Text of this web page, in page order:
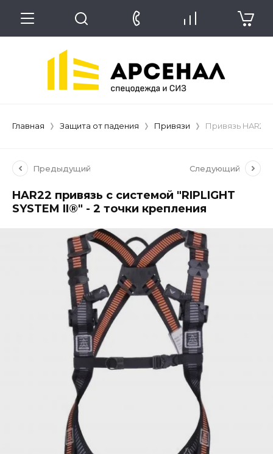
Главная Защита от падения Привязи Привязь HAR22
Предыдущий Следующий
HAR22 привязь с системой "RIPLIGHT
SYSTEM II®" - 2 точки крепления